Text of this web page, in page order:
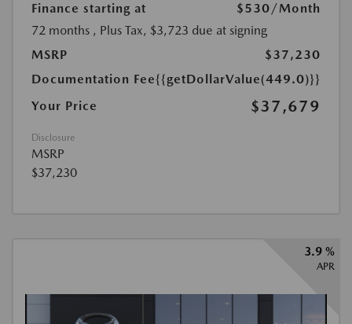
Finance starting at $530/Month
72 months , Plus Tax, $3,723 due at signing
MSRP
$37,230
Documentation Fee{{getDollarValue(449.0)}}
Your Price
$37,679
Disclosure
MSRP
$37,230
3.9 %
APR